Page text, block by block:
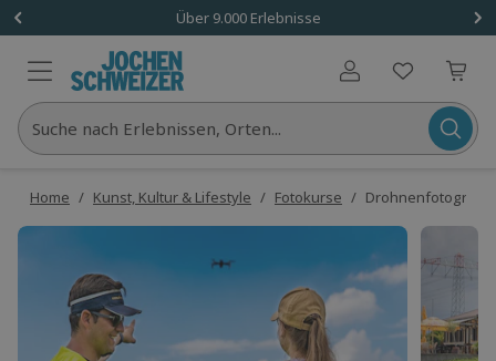
Über 9.000 Erlebnisse
Benutzerkonto
Suche nach Erlebnissen, Orten...
Home / Kunst, Kultur & Lifestyle / Fotokurse / Drohnenfotografie